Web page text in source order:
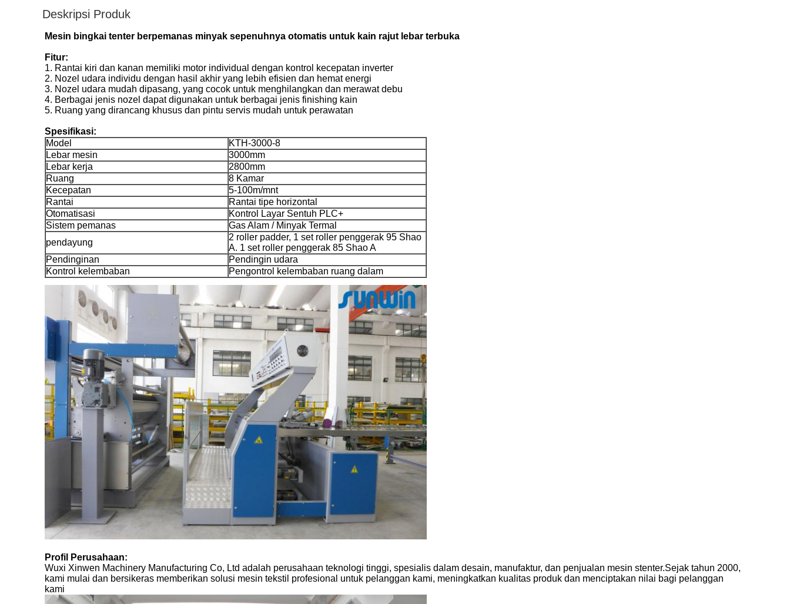
Deskripsi Produk
Mesin bingkai tenter berpemanas minyak sepenuhnya otomatis untuk kain rajut lebar terbuka
Fitur:
1. Rantai kiri dan kanan memiliki motor individual dengan kontrol kecepatan inverter
2. Nozel udara individu dengan hasil akhir yang lebih efisien dan hemat energi
3. Nozel udara mudah dipasang, yang cocok untuk menghilangkan dan merawat debu
4. Berbagai jenis nozel dapat digunakan untuk berbagai jenis finishing kain
5. Ruang yang dirancang khusus dan pintu servis mudah untuk perawatan
Spesifikasi:
Model
KTH-3000-8
Lebar mesin
3000mm
Lebar kerja
2800mm
Ruang
8 Kamar
Kecepatan
5-100m/mnt
Rantai
Rantai tipe horizontal
Otomatisasi
Kontrol Layar Sentuh PLC+
Sistem pemanas
Gas Alam / Minyak Termal
pendayung
2 roller padder, 1 set roller penggerak 95 Shao
A. 1 set roller penggerak 85 Shao A
Pendinginan
Pendingin udara
Kontrol kelembaban
Pengontrol kelembaban ruang dalam
Profil Perusahaan:
Wuxi Xinwen Machinery Manufacturing Co, Ltd adalah perusahaan teknologi tinggi, spesialis dalam desain, manufaktur, dan penjualan mesin stenter.Sejak tahun 2000,
kami mulai dan bersikeras memberikan solusi mesin tekstil profesional untuk pelanggan kami, meningkatkan kualitas produk dan menciptakan nilai bagi pelanggan
kami